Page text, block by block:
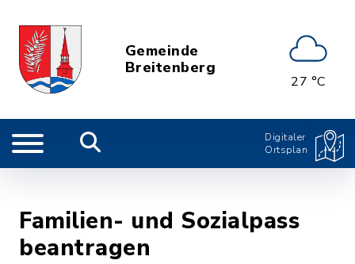
Gemeinde
Breitenberg
27 °C
Digitaler
Ortsplan
Familien- und Sozialpass
beantragen